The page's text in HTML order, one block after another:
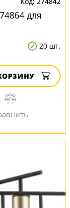
для
20 шт.